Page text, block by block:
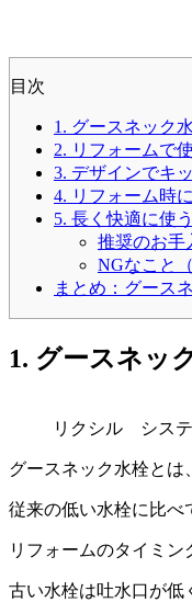
目次
1. グースネック
2. リフォームで
3. デザインでキ
4. リフォーム時
5. 長く快適に使
推奨のお手
NGなこと
まとめ：グース
1. グースネッ
リクシル シス
グースネック水栓とは
従来の低い水栓に比べ
リフォームのタイミン
古い水栓は吐水口が低